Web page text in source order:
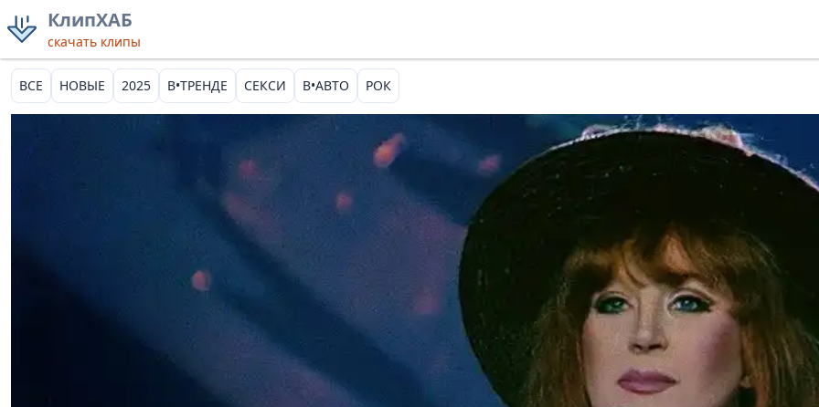
КлипХАБ
скачать клипы
ВСЕ НОВЫЕ 2025 В•ТРЕНДЕ СЕКСИ В•АВТО РОК